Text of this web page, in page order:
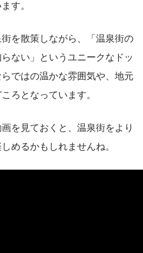
す。
を散策しながら、「温泉街の
ない」というユニークなドッ
ではの温かな雰囲気や、地元
ろとなっています。
を見ておくと、温泉街をより
めるかもしれませんね。